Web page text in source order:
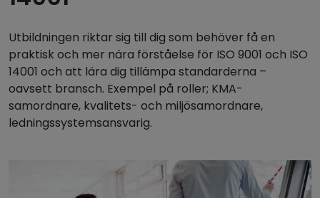
Utbildningen riktar sig till dig som behöver få en
praktisk och mer nära förståelse för ISO 9001 och ISO
14001 och att lära dig tillämpa standarderna –
oavsett bransch. Exempel på roller; KMA-
samordnare, kvalitets- och miljösamordnare,
ledningssystemsansvarig.